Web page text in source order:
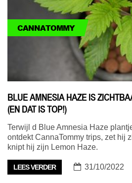
CANNATOMMY
BLUE AMNESIA HAZE IS
(EN DAT IS TOP!)
Terwijl d Blue Amnesia Haze
ontdekt CannaTommy trips, zet hij
knipt hij zijn Lemon Haze.
LEES VERDER 31/10/2022